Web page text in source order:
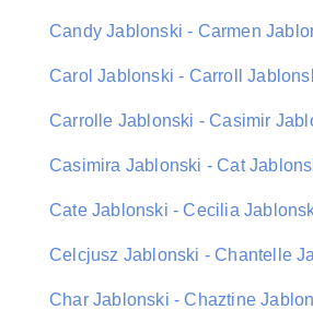
Candy Jablonski - Carmen
Carol Jablonski - Carroll
Carrolle Jablonski - Casimir
Casimira Jablonski - Cat
Cate Jablonski - Cecilia
Celcjusz Jablonski - Chantelle
Char Jablonski - Chaztine